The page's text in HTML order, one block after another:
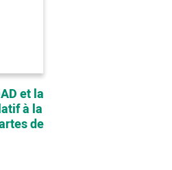
et la
à la
de